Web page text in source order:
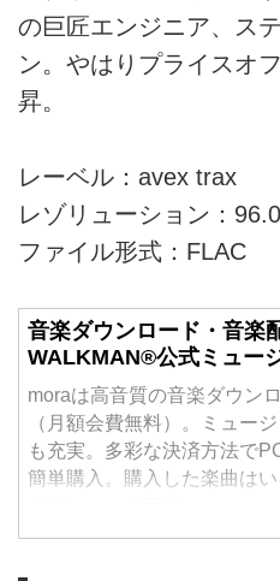
の巨匠エンジニア、ス
ン。やはりプライスオ
昇。
レーベル：avex trax
レゾリューション：
ファイル形式：FLAC
音楽ダウンロード・音
WALKMAN®公式ミュー
moraは高音質の音楽ダウン
（月額会費無料）。ミュー
も充実。多彩な決済方法で
簡単購入。購入した楽曲は